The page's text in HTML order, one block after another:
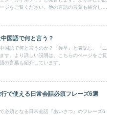
ジをご覧ください。他の言語の言葉も紹介して
中国語で何と言う？
国語で何と言うのか？『你早』と表記し、『ニ
す。より詳しい説明は、こちらのページをご覧
の言葉も紹介しています。
行で使える日常会話必須フレーズ6選
必須となる日常会話『あいさつ』のフレーズ6